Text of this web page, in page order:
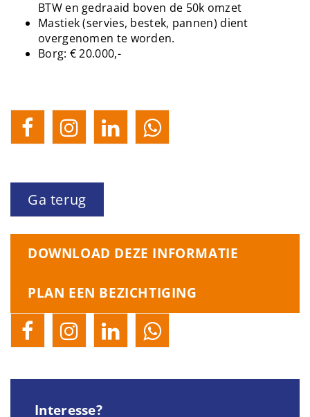
BTW en gedraaid boven de 50k omzet
Mastiek (servies, bestek, pannen) dient
overgenomen te worden.
Borg: € 20.000,-
Ga terug
DOWNLOAD DEZE INFORMATIE
PLAN EEN BEZICHTIGING
Interesse?